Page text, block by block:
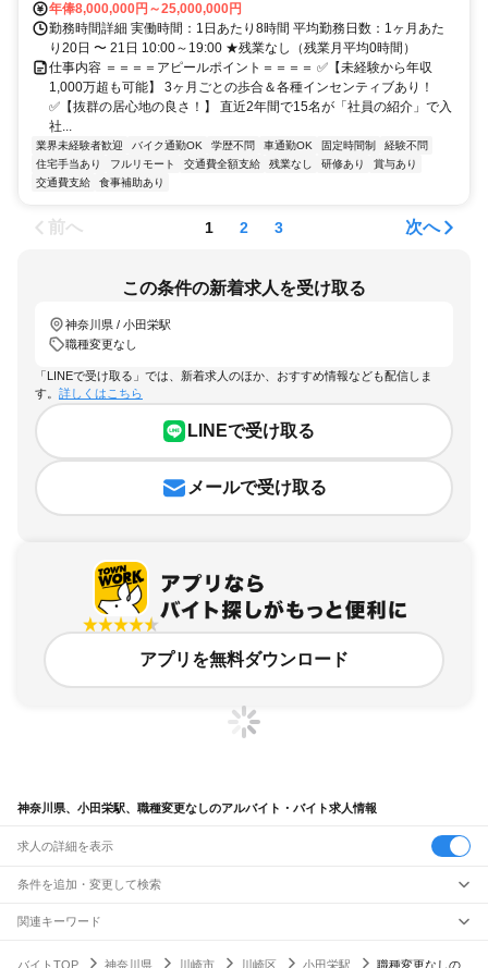
年俸8,000,000円～25,000,000円
勤務時間詳細 実働時間：1日あたり8時間 平均勤務日数：1ヶ月あた
り20日 〜 21日 10:00～19:00 ★残業なし（残業月平均0時間）
仕事内容 ＝＝＝＝アピールポイント＝＝＝＝ ✅【未経験から年収
1,000万超も可能】 3ヶ月ごとの歩合＆各種インセンティブあり！
✅【抜群の居心地の良さ！】 直近2年間で15名が「社員の紹介」で入
社...
業界未経験者歓迎 バイク通勤OK 学歴不問 車通勤OK 固定時間制
経験不問
住宅手当あり
フルリモート 交通費全額支給 残業なし 研修あり
賞与あり
交通費支給
食事補助あり
前へ 1 2 3 次へ
この条件の新着求人を受け取る
神奈川県 / 小田栄駅
職種変更なし
「LINEで受け取る」では、新着求人のほか、おすすめ情報なども配信しま
す。 詳しくはこちら
LINEで受け取る
メールで受け取る
アプリを無料ダウンロード
神奈川県、小田栄駅、職種変更なしのアルバイト・バイト求人情報
求人の詳細を表示
条件を追加・変更して検索
市区町村を追加・変更
駅を追加・変更
関連キーワード
バイトTOP
神奈川県 川崎市 川崎区 小田栄駅 職種変更なしの